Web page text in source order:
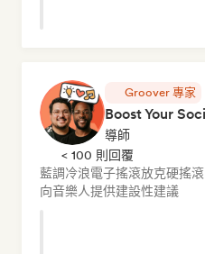
Groover 專家
導師
< 100 則回覆
藍調冷浪電子搖滾放克硬搖滾
向音樂人提供建設性建議